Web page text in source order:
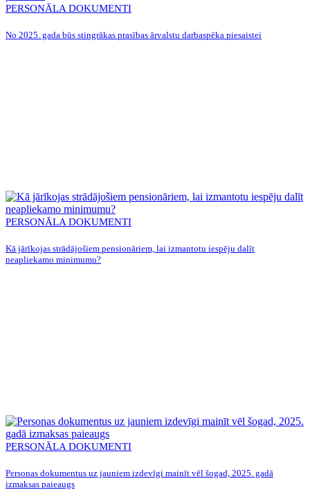
PERSONĀLA DOKUMENTI
No 2025. gada būs stingrākas prasības ārvalstu darbaspēka piesaistei
PERSONĀLA DOKUMENTI
Kā jārīkojas strādājošiem pensionāriem, lai izmantotu iespēju dalīt
neapliekamo minimumu?
PERSONĀLA DOKUMENTI
Personas dokumentus uz jauniem izdevīgi mainīt vēl šogad, 2025. gadā
izmaksas paieaugs